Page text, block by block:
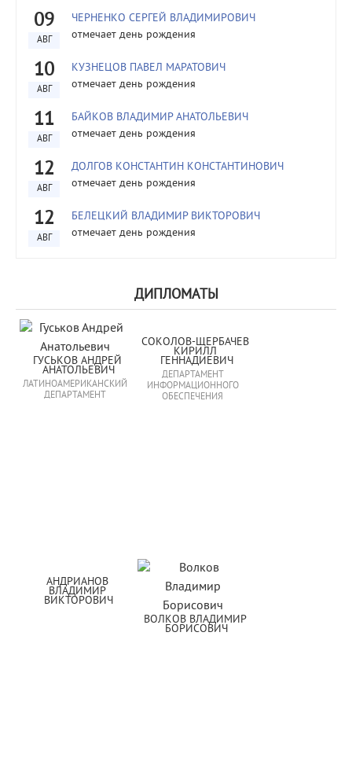
09
АВГ
ЧЕРНЕНКО СЕРГЕЙ ВЛАДИМИРОВИЧ
отмечает день рождения
10
АВГ
КУЗНЕЦОВ ПАВЕЛ МАРАТОВИЧ
отмечает день рождения
11
АВГ
БАЙКОВ ВЛАДИМИР АНАТОЛЬЕВИЧ
отмечает день рождения
12
АВГ
ДОЛГОВ КОНСТАНТИН КОНСТАНТИНОВИЧ
отмечает день рождения
12
АВГ
БЕЛЕЦКИЙ ВЛАДИМИР ВИКТОРОВИЧ
отмечает день рождения
ДИПЛОМАТЫ
ГУСЬКОВ АНДРЕЙ
АНАТОЛЬЕВИЧ
ЛАТИНОАМЕРИКАНСКИЙ
ДЕПАРТАМЕНТ
СОКОЛОВ-ЩЕРБАЧЕВ
КИРИЛЛ
ГЕННАДИЕВИЧ
ДЕПАРТАМЕНТ
ИНФОРМАЦИОННОГО
ОБЕСПЕЧЕНИЯ
АНДРИАНОВ
ВЛАДИМИР
ВИКТОРОВИЧ
ВОЛКОВ ВЛАДИМИР
БОРИСОВИЧ